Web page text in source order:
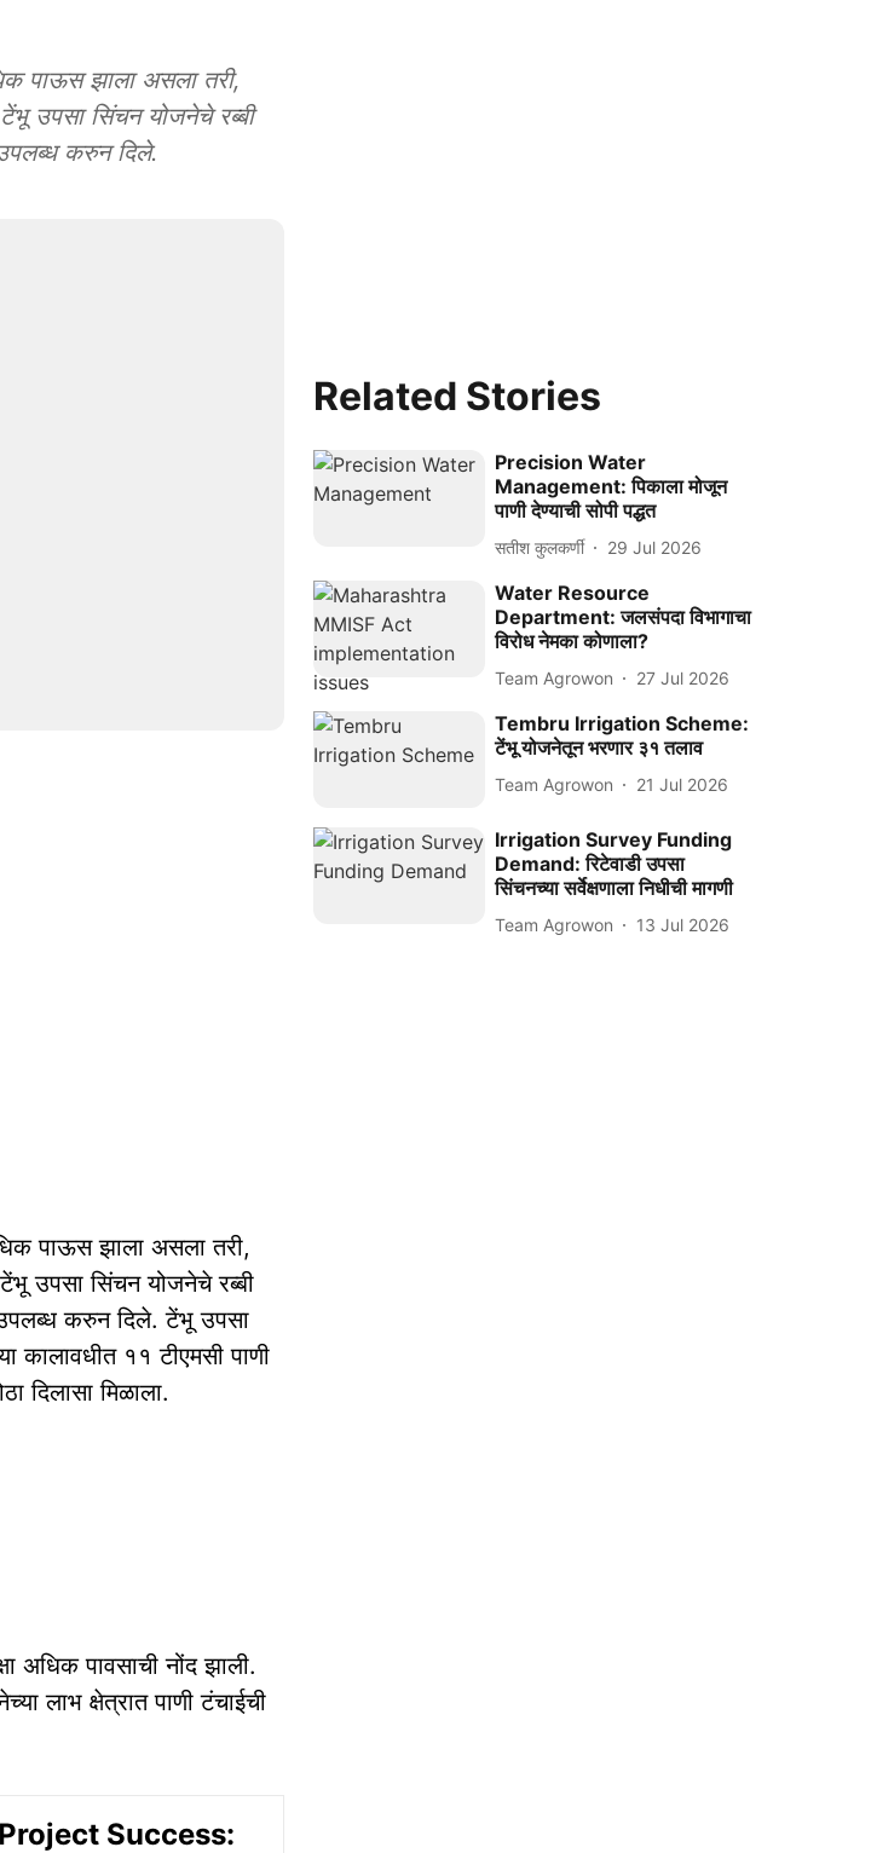
पाऊस झाला असला तरी,
उपसा सिंचन योजनेचे रब्बी
उपलब्ध करुन दिले.
पाऊस झाला असला तरी,
उपसा सिंचन योजनेचे रब्बी
उपलब्ध करुन दिले. टेंभू उपसा
११ टीएमसी पाणी
दिलासा मिळाला.
अधिक पावसाची नोंद झाली.
लाभ क्षेत्रात पाणी टंचाईची
Success:
Related Stories
Precision Water
Management: पिकाला मोजून
पाणी देण्याची सोपी पद्धत
सतीश कुलकर्णी 29 Jul 2026
Water Resource
Department: जलसंपदा विभागाचा
विरोध नेमका कोणाला?
Team Agrowon 27 Jul 2026
Tembru Irrigation Scheme:
टेंभू योजनेतून भरणार ३१ तलाव
Team Agrowon 21 Jul 2026
Irrigation Survey Funding
Demand: रिटेवाडी उपसा
सिंचनच्या सर्वेक्षणाला निधीची मागणी
Team Agrowon 13 Jul 2026